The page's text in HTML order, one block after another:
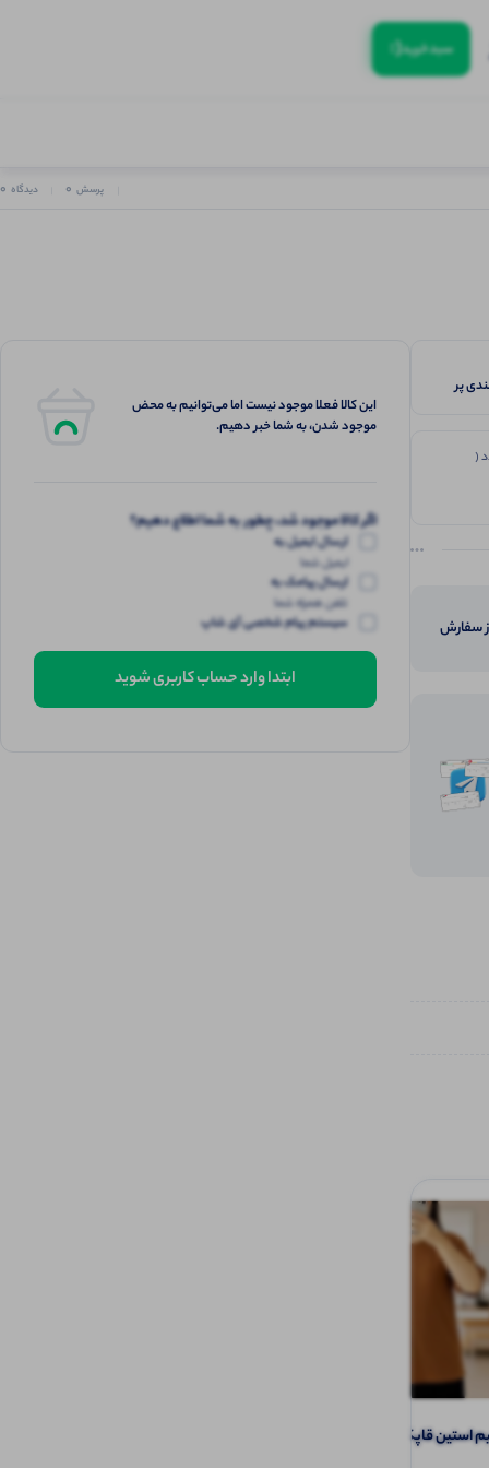
سبد‌خرید(:
پرسش 0 دیدگاه 0
پر
(
سفارش
این کالا فعلا موجود نیست اما می‌توانیم به محض
موجود شدن، به شما خبر دهیم.
اگر کالا موجود شد، چطور به شما اطلاع دهیم؟
ارسال ایمیل به
ایمیل شما
ارسال پیامک به
تلفن همراه شما
سیستم پیام شخصی آی شاپ
ابتدا وارد حساب کاربری شوید